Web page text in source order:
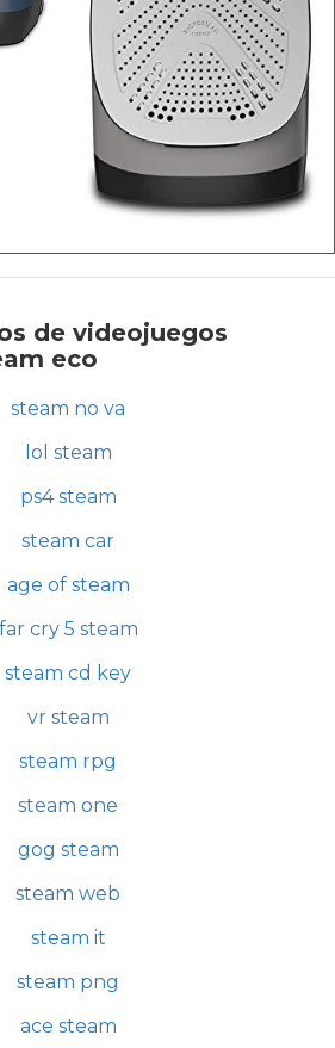
de videojuegos
eco
steam no va
lol steam
ps4 steam
steam car
age of steam
far cry 5 steam
steam cd key
vr steam
steam rpg
steam one
gog steam
steam web
steam it
steam png
ace steam